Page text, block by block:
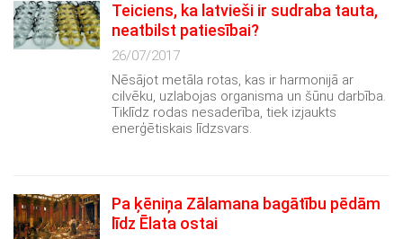
Teiciens, ka latvieši ir sudraba tauta,
neatbilst patiesībai?
26/07/2017
Nēsājot metāla rotas, kas ir harmonijā ar
cilvēku, uzlabojas organisma un šūnu darbība.
Tiklīdz rodas nesaderība, tiek izjaukts
enerģētiskais līdzsvars.
Pa ķēniņa Zālamana bagātību pēdām
līdz Ēlata ostai